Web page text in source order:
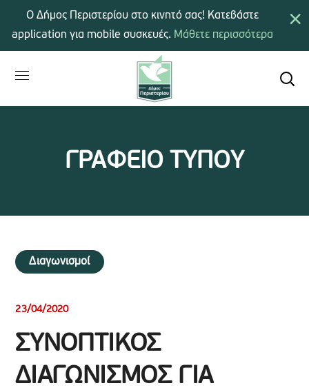
ΓΡΑΦΕΙΟ ΤΥΠΟΥ
Διαγωνισμοί
23/04/2020
ΣΥΝΟΠΤΙΚΟΣ
ΔΙΑΓΩΝΙΣΜΟΣ ΓΙΑ
×
Ο Δήμος Περιστερίου στο κινητό σας! Κατεβάστε
application για mobile συσκευές. Μάθετε περισσότερα